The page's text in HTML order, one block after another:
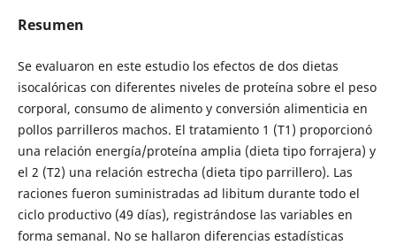
Resumen
Se evaluaron en este estudio los efectos de dos dietas
isocalóricas con diferentes niveles de proteína sobre el peso
corporal, consumo de alimento y conversión alimenticia en
pollos parrilleros machos. El tratamiento 1 (T1) proporcionó
una relación energía/proteína amplia (dieta tipo forrajera) y
el 2 (T2) una relación estrecha (dieta tipo parrillero). Las
raciones fueron suministradas ad libitum durante todo el
ciclo productivo (49 días), registrándose las variables en
forma semanal. No se hallaron diferencias estadísticas